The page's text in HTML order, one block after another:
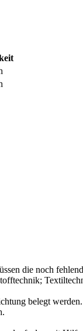
die noch
belegt